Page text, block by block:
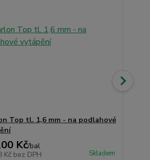
Top tl. 1,6 mm - na podlahové
Kč/bal
Kč bez DPH Skladem